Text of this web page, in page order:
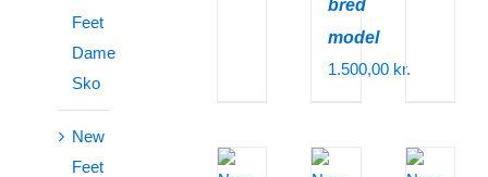
bred
model
1.500,00 kr.
Feet
Dame
Sko
New
Feet